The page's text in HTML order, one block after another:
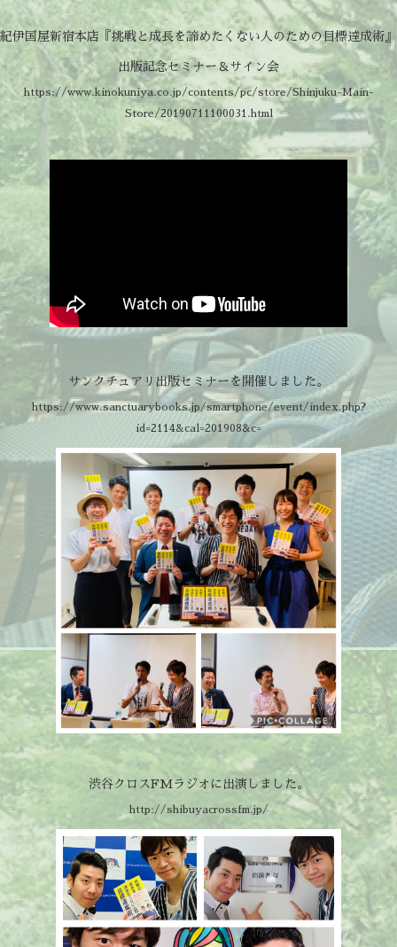
紀伊国屋新宿本店『挑戦と成長を諦めたくない人のための目標達成術』
出版記念セミナー＆サイン会
https://www.kinokuniya.co.jp/contents/pc/store/Shinjuku-Main-
Store/20190711100031.html
サンクチュアリ出版セミナーを開催しました。
https://www.sanctuarybooks.jp/smartphone/event/index.php?
id=2114&cal=201908&c=
渋谷クロスFMラジオに出演しました。
http://shibuyacrossfm.jp/